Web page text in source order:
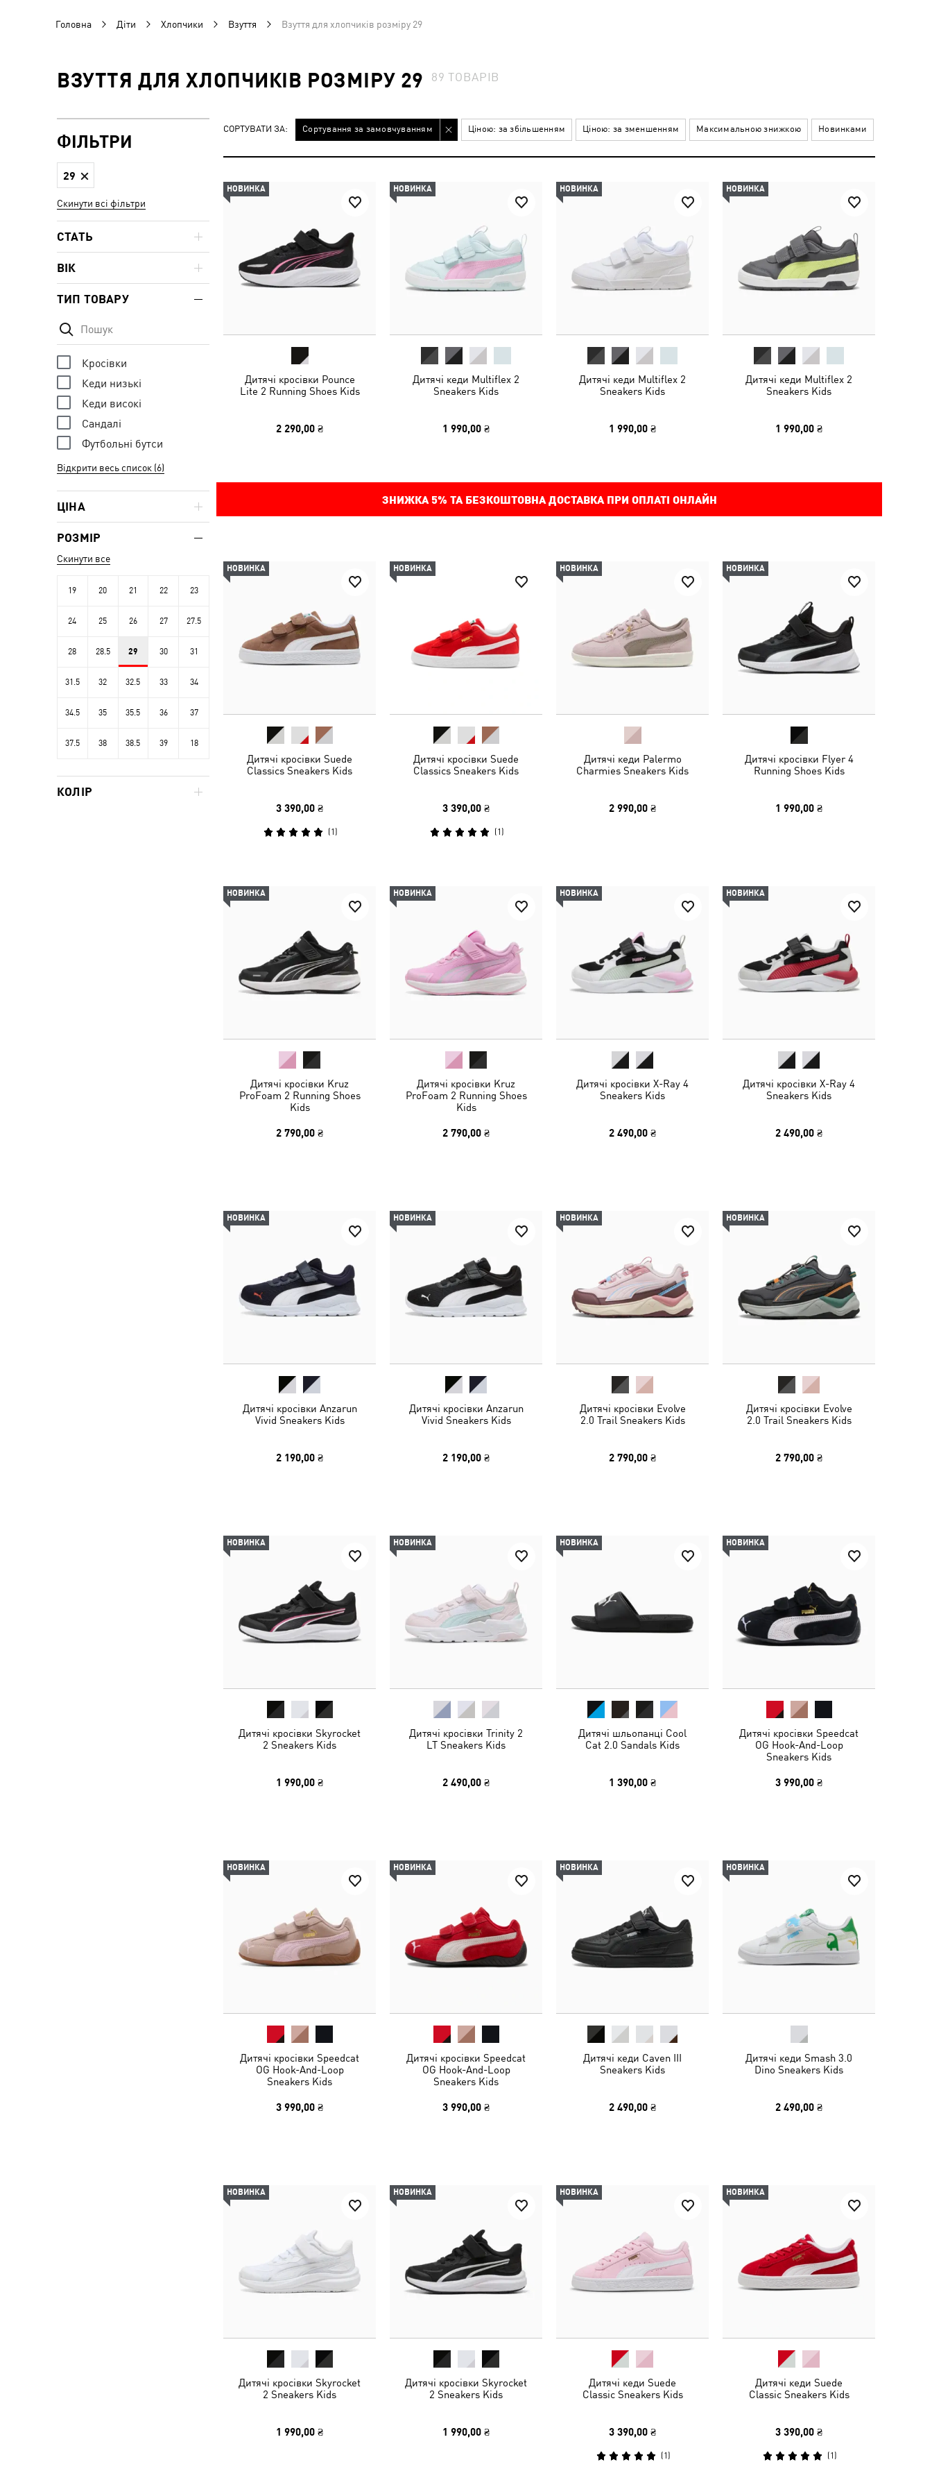
Головна Діти Хлопчики Взуття Взуття для хлопчиків розміру 29
ВЗУТТЯ ДЛЯ ХЛОПЧИКІВ РОЗМІРУ 29 89ТОВАРІВ
СОРТУВАТИ ЗА: Сортування за замовчуванням Ціною: за збільшенням Ціною: за зменшенням Максимальною знижкою Новинками
НОВИНКА
Дитячі кросівки Pounce
Lite 2 Running Shoes Kids
2 290,00 ₴
НОВИНКА
Дитячі кеди Multiflex 2
Sneakers Kids
1 990,00 ₴
НОВИНКА
Дитячі кеди Multiflex 2
Sneakers Kids
1 990,00 ₴
НОВИНКА
Дитячі кеди Multiflex 2
Sneakers Kids
1 990,00 ₴
ЗНИЖКА 5% ТА БЕЗКОШТОВНА ДОСТАВКА ПРИ ОПЛАТІ ОНЛАЙН
НОВИНКА
Дитячі кросівки Suede
Classics Sneakers Kids
3 390,00 ₴
(1 )
НОВИНКА
Дитячі кросівки Suede
Classics Sneakers Kids
3 390,00 ₴
(1 )
НОВИНКА
Дитячі кеди Palermo
Charmies Sneakers Kids
2 990,00 ₴
НОВИНКА
Дитячі кросівки Flyer 4
Running Shoes Kids
1 990,00 ₴
НОВИНКА
Дитячі кросівки Kruz
ProFoam 2 Running Shoes
Kids
2 790,00 ₴
НОВИНКА
Дитячі кросівки Kruz
ProFoam 2 Running Shoes
Kids
2 790,00 ₴
НОВИНКА
Дитячі кросівки X-Ray 4
Sneakers Kids
2 490,00 ₴
НОВИНКА
Дитячі кросівки X-Ray 4
Sneakers Kids
2 490,00 ₴
НОВИНКА
Дитячі кросівки Anzarun
Vivid Sneakers Kids
2 190,00 ₴
НОВИНКА
Дитячі кросівки Anzarun
Vivid Sneakers Kids
2 190,00 ₴
НОВИНКА
Дитячі кросівки Evolve
2.0 Trail Sneakers Kids
2 790,00 ₴
НОВИНКА
Дитячі кросівки Evolve
2.0 Trail Sneakers Kids
2 790,00 ₴
НОВИНКА
Дитячі кросівки Skyrocket
2 Sneakers Kids
1 990,00 ₴
НОВИНКА
Дитячі кросівки Trinity 2
LT Sneakers Kids
2 490,00 ₴
НОВИНКА
Дитячі шльопанці Cool
Cat 2.0 Sandals Kids
1 390,00 ₴
НОВИНКА
Дитячі кросівки Speedcat
OG Hook-And-Loop
Sneakers Kids
3 990,00 ₴
НОВИНКА
Дитячі кросівки Speedcat
OG Hook-And-Loop
Sneakers Kids
3 990,00 ₴
НОВИНКА
Дитячі кросівки Speedcat
OG Hook-And-Loop
Sneakers Kids
3 990,00 ₴
НОВИНКА
Дитячі кеди Caven III
Sneakers Kids
2 490,00 ₴
НОВИНКА
Дитячі кеди Smash 3.0
Dino Sneakers Kids
2 490,00 ₴
НОВИНКА
Дитячі кросівки Skyrocket
2 Sneakers Kids
1 990,00 ₴
НОВИНКА
Дитячі кросівки Skyrocket
2 Sneakers Kids
1 990,00 ₴
НОВИНКА
Дитячі кеди Suede
Classic Sneakers Kids
3 390,00 ₴
(1 )
НОВИНКА
Дитячі кеди Suede
Classic Sneakers Kids
3 390,00 ₴
(1 )
ФІЛЬТРИ
29
Скинути всі фільтри
СТАТЬ
ВІК
ТИП ТОВАРУ
Кросівки
Кеди низькі
Кеди високі
Сандалі
Футбольні бутси
Відкрити весь список (6)
ЦІНА
РОЗМІР
Скинути все
19 20 21 22 23
24 25 26 27 27.5
28 28.5 29 30 31
31.5 32 32.5 33 34
34.5 35 35.5 36 37
37.5 38 38.5 39 18
КОЛІР